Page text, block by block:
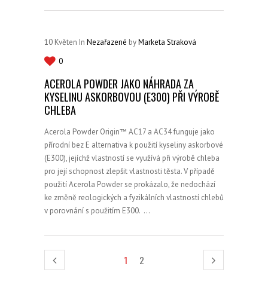
10 Květen In Nezařazené byMarketa Straková
0
ACEROLA POWDER JAKO NÁHRADA ZA
KYSELINU ASKORBOVOU (E300) PŘI VÝROBĚ
CHLEBA
Acerola Powder Origin™ AC17 a AC34 funguje jako
přírodní bez E alternativa k použití kyseliny askorbové
(E300), jejíchž vlastností se využívá při výrobě chleba
pro její schopnost zlepšit vlastnosti těsta. V případě
použití Acerola Powder se prokázalo, že nedochází
ke změně reologických a fyzikálních vlastností chlebů
v porovnání s použitím E300. …
1 2